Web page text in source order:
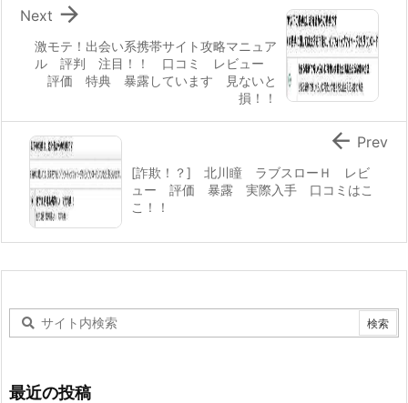
激モテ！出会い系携帯サイト攻略マニュア
ル 評判 注目！！ 口コミ レビュー
評価 特典 暴露しています 見ないと
損！！

Next
[詐欺！？] 北川瞳 ラブスローＨ レビ
ュー 評価 暴露 実際入手 口コミはこ
こ！！
 Prev
最近の投稿